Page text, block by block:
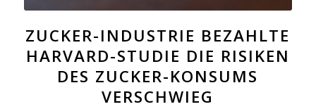
ZUCKER-INDUSTRIE BEZAHLTE
HARVARD-STUDIE DIE RISIKEN
DES ZUCKER-KONSUMS
VERSCHWIEG